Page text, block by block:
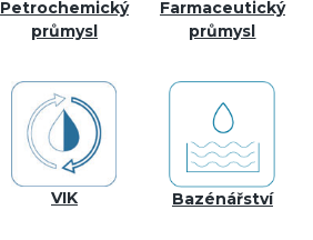
Petrochemický
průmysl
Farmaceutický
průmysl
VIK Bazénářství